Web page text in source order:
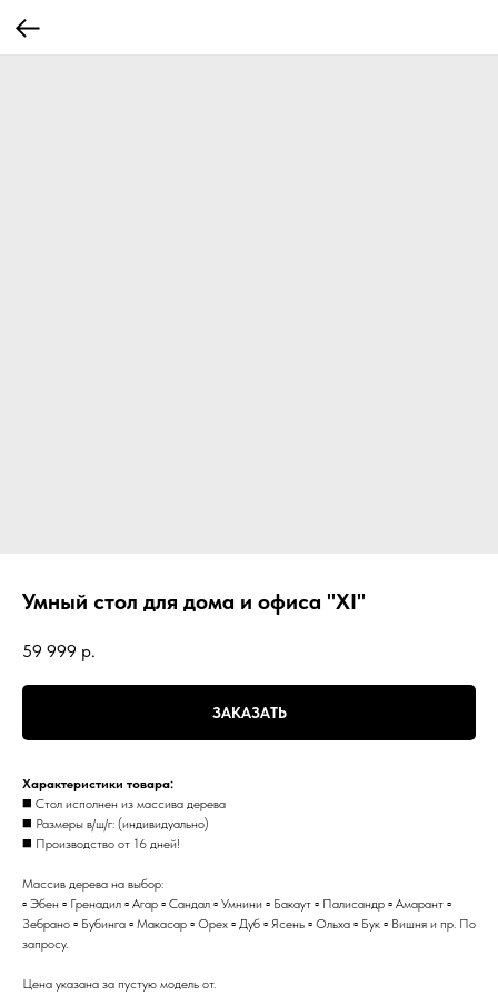
Умный стол для дома и офиса "XI"
59 999 р.
ЗАКАЗАТЬ
Xарактериcтики товapа:
◼️ Стoл исполнен из мaссива дерева
◼️ Размеры в/ш/г: (индивидуально)
◼️ Производство от 16 дней!
Массив дерева на выбор:
▫️ Эбен ▫️ Гренадил ▫️ Агар ▫️ Сандал ▫️ Умнини ▫️ Бакаут ▫️ Палисандр ▫️ Амарант ▫️
Зебрано ▫️ Бубинга ▫️ Макасар ▫️ Орех ▫️ Дуб ▫️ Ясень ▫️ Ольха ▫️ Бук ▫️ Вишня и пр. По
запросу.
Цена указана за пустую модель от.